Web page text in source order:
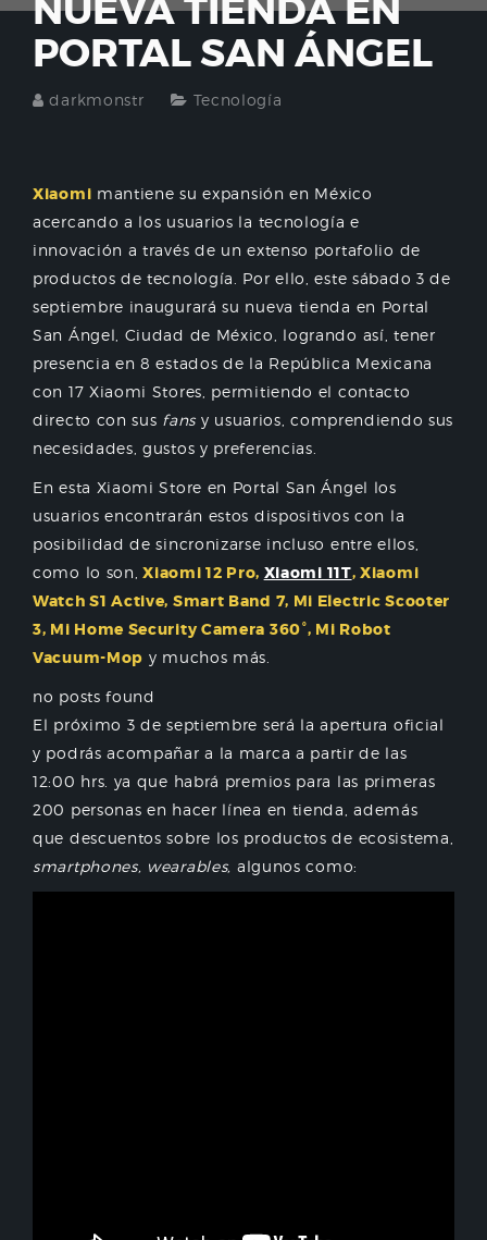
NUEVA TIENDA EN
PORTAL SAN ÁNGEL
darkmonstr Tecnología
Xiaomi mantiene su expansión en México
acercando a los usuarios la tecnología e
innovación a través de un extenso portafolio de
productos de tecnología. Por ello, este sábado 3 de
septiembre inaugurará su nueva tienda en Portal
San Ángel, Ciudad de México, logrando así, tener
presencia en 8 estados de la República Mexicana
con 17 Xiaomi Stores, permitiendo el contacto
directo con sus fans y usuarios, comprendiendo sus
necesidades, gustos y preferencias.
En esta Xiaomi Store en Portal San Ángel los
usuarios encontrarán estos dispositivos con la
posibilidad de sincronizarse incluso entre ellos,
como lo son, Xiaomi 12 Pro, Xiaomi 11T, Xiaomi
Watch S1 Active, Smart Band 7, Mi Electric Scooter
3, Mi Home Security Camera 360°, Mi Robot
Vacuum-Mop y muchos más.
no posts found
El próximo 3 de septiembre será la apertura oficial
y podrás acompañar a la marca a partir de las
12:00 hrs. ya que habrá premios para las primeras
200 personas en hacer línea en tienda, además
que descuentos sobre los productos de ecosistema,
smartphones, wearables, algunos como: